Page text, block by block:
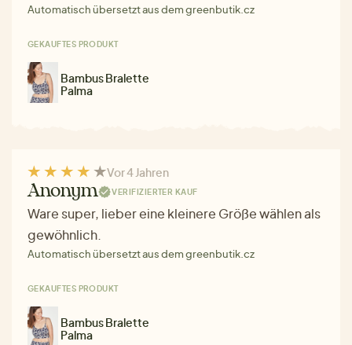
Automatisch übersetzt aus dem greenbutik.cz
GEKAUFTES PRODUKT
Bambus Bralette
Palma
Vor 4 Jahren
Anonym VERIFIZIERTER KAUF
Ware super, lieber eine kleinere Größe wählen als
gewöhnlich.
Automatisch übersetzt aus dem greenbutik.cz
GEKAUFTES PRODUKT
Bambus Bralette
Palma